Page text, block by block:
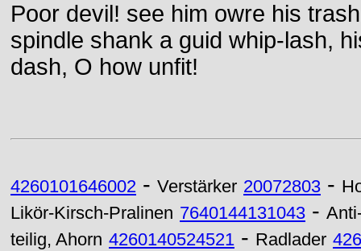
Poor devil! see him owre his
spindle shank a guid whip-lash,
dash, O how unfit!
4260101646002 - Verstärker 20072803 -
Likör-Kirsch-Pralinen 7640144131043 -
teilig, Ahorn 4260140524521 - Radlader